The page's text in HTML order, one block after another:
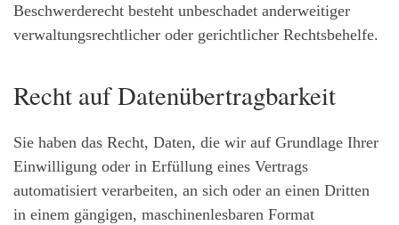
Beschwerderecht besteht unbeschadet anderweitiger
verwaltungsrechtlicher oder gerichtlicher Rechtsbehelfe.
Recht auf Daten­übertrag­barkeit
Sie haben das Recht, Daten, die wir auf Grundlage Ihrer
Einwilligung oder in Erfüllung eines Vertrags
automatisiert verarbeiten, an sich oder an einen Dritten
in einem gängigen, maschinenlesbaren Format